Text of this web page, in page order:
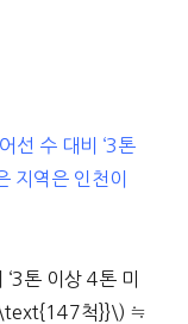
선 수 대비 ‘3톤
지역은 인천이
톤 이상 4톤 미
척}}\) ≒